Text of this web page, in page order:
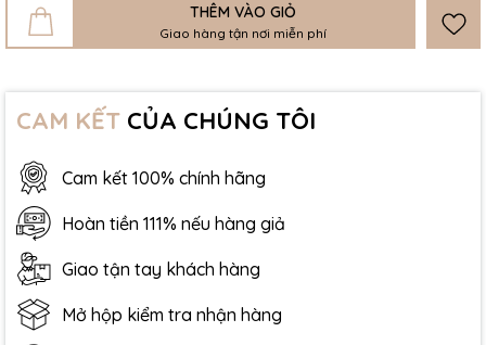
THÊM VÀO GIỎ
Giao hàng tận nơi miễn phí
CAM KẾT CỦA CHÚNG TÔI
Cam kết 100% chính hãng
Hoàn tiền 111% nếu hàng giả
Giao tận tay khách hàng
Mở hộp kiểm tra nhận hàng